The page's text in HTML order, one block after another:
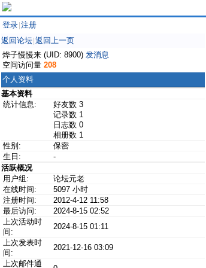
登录 注册
返回论坛 返回上一页
烨子慢慢来 (UID: 8900) 发消息
空间访问量 208
个人资料
基本资料
统计信息:
好友数 3
记录数 1
日志数 0
相册数 1
性别:
保密
生日:
-
活跃概况
用户组:
论坛元老
在线时间:
5097 小时
注册时间:
2012-4-12 11:58
最后访问:
2024-8-15 02:52
上次活动时
间:
2024-8-15 01:11
上次发表时
间:
2021-12-16 03:09
上次邮件通